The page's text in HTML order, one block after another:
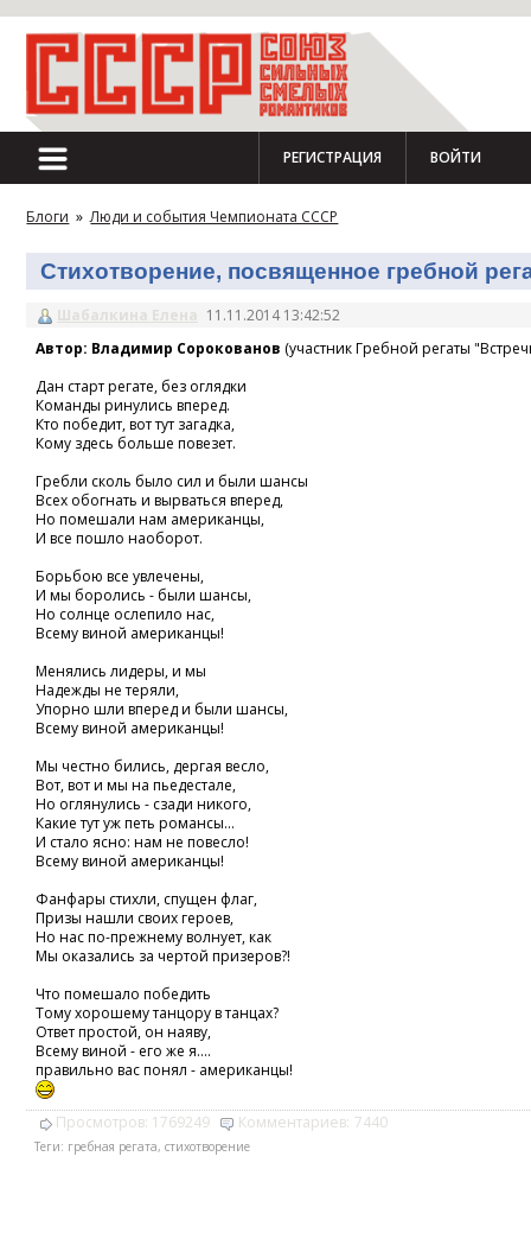
РЕГИСТРАЦИЯ ВОЙТИ
Блоги » Люди и события Чемпионата СССР
Стихотворение, посвященное гребной
Шабалкина Елена 11.11.2014 13:42:52
Автор: Владимир Сорокованов (участник Гребной регаты
Дан старт регате, без оглядки
Команды ринулись вперед.
Кто победит, вот тут загадка,
Кому здесь больше повезет.
Гребли сколь было сил и были шансы
Всех обогнать и вырваться вперед,
Но помешали нам американцы,
И все пошло наоборот.
Борьбою все увлечены,
И мы боролись - были шансы,
Но солнце ослепило нас,
Всему виной американцы!
Менялись лидеры, и мы
Надежды не теряли,
Упорно шли вперед и были шансы,
Всему виной американцы!
Мы честно бились, дергая весло,
Вот, вот и мы на пьедестале,
Но оглянулись - сзади никого,
Какие тут уж петь романсы...
И стало ясно: нам не повесло!
Всему виной американцы!
Фанфары стихли, спущен флаг,
Призы нашли своих героев,
Но нас по-прежнему волнует, как
Мы оказались за чертой призеров?!
Что помешало победить
Тому хорошему танцору в танцах?
Ответ простой, он наяву,
Всему виной - его же я....
правильно вас понял - американцы!
Просмотров: 1769249 Комментариев: 7440
Теги: гребная регата, стихотворение